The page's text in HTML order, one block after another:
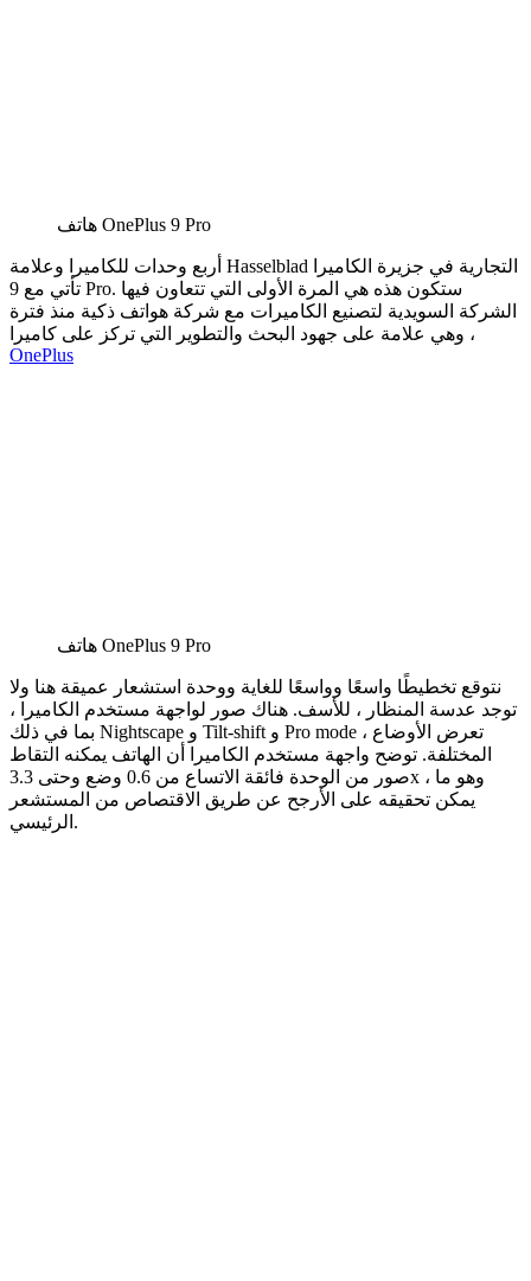
هاتف OnePlus 9 Pro
أربع وحدات للكاميرا وعلامة Hasselblad التجارية في جزيرة الكاميرا
تأتي مع 9 Pro. ستكون هذه هي المرة الأولى التي تتعاون فيها
الشركة السويدية لتصنيع الكاميرات مع شركة هواتف ذكية منذ فترة
، وهي علامة على جهود البحث والتطوير التي تركز على كاميرا
OnePlus
هاتف OnePlus 9 Pro
نتوقع تخطيطًا واسعًا وواسعًا للغاية ووحدة استشعار عميقة هنا ولا
توجد عدسة المنظار ، للأسف. هناك صور لواجهة مستخدم الكاميرا ،
بما في ذلك Nightscape و Tilt-shift و Pro mode ، تعرض الأوضاع
المختلفة. توضح واجهة مستخدم الكاميرا أن الهاتف يمكنه التقاط
صور من الوحدة فائقة الاتساع من 0.6 وضع وحتى 3.3x ، وهو ما
يمكن تحقيقه على الأرجح عن طريق الاقتصاص من المستشعر
الرئيسي.